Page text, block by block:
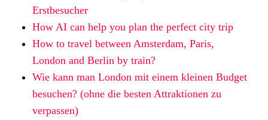
Erstbesucher
How AI can help you plan the perfect city trip
How to travel between Amsterdam, Paris,
London and Berlin by train?
Wie kann man London mit einem kleinen Budget
besuchen? (ohne die besten Attraktionen zu
verpassen)